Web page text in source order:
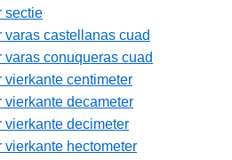
sectie
castellanas cuad
conuqueras cuad
vierkante centimeter
vierkante decameter
vierkante decimeter
hectometer